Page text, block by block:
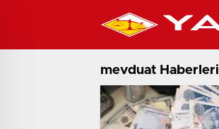
mevduat Haberleri